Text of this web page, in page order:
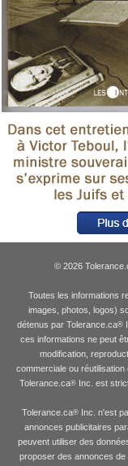
© 2026
Toutes les informations
images, photos, logos)
détenus par Tolerance.ca®
ces informations ne peut
modification,
commerciale ou
Tolerance.ca® Inc. est
Tolerance.ca® Inc. n'est
annonces publicitaires
peuvent utiliser des
proposer des annonces